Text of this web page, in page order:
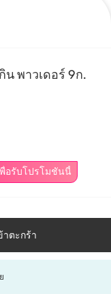
น พาวเดอร์ 9ก.
อรับโปรโมชันนี้
าตะกร้า